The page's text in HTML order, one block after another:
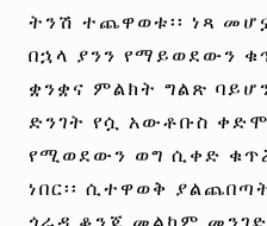
ትንሽ ተጨዋወቱ፡፡ ነጻ
በኋላ ያንን የማይወደውን
ቋንቋና ምልክት ግልጽ
ድንገት የሷ አውቶቡስ ቀድሞ
የሚወደውን ወግ ሲቀድ
ነበር፡፡ ሲተዋወቅ
ጎራዳ ቆንጆ መልካም